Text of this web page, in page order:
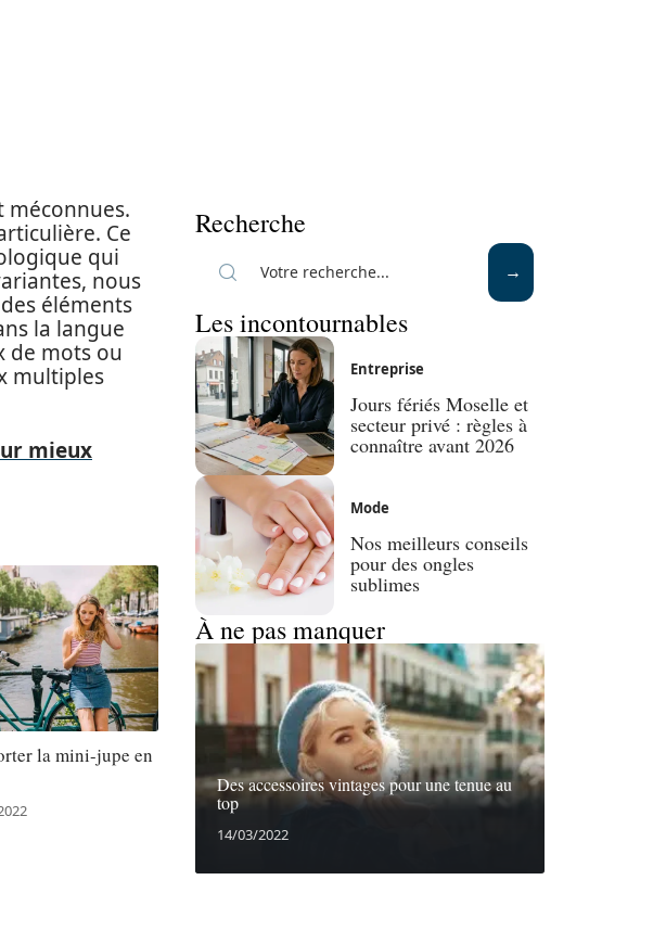
méconnues.
Ce
qui
nous
éléments
la langue
de mots ou
multiples
mieux
la mini-jupe en
Recherche
Les incontournables
Entreprise
Jours fériés Moselle et
secteur privé : règles à
connaître avant 2026
Mode
Nos meilleurs conseils
pour des ongles
sublimes
À ne pas manquer
Des accessoires vintages pour une tenue au
top
14/03/2022